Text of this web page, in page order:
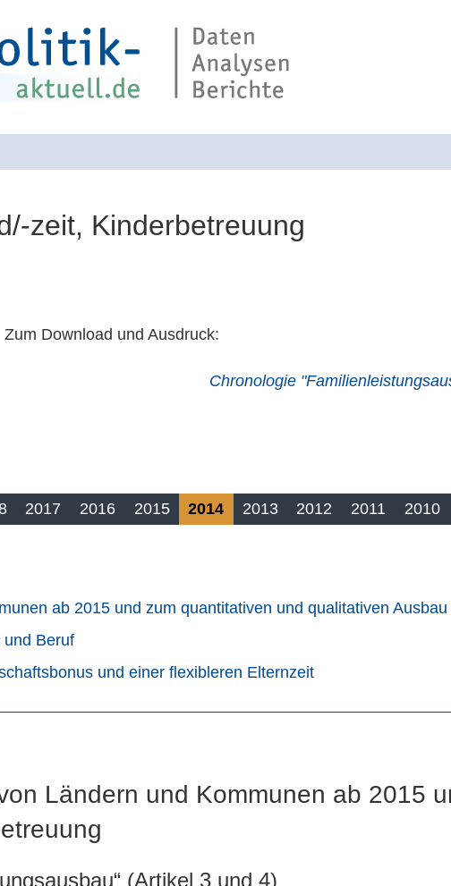
Suche über die gesamte
zeit, Kinderbetreuung
Zum Download und Ausdruck:
Chronologie
2017 2016 2015 2014 2013 2012 2011 2010
ab 2015 und zum quantitativen und qualitativen
und Beruf
und einer flexibleren Elternzeit
Ländern und Kommunen ab 2015
(Artikel 3 und 4)